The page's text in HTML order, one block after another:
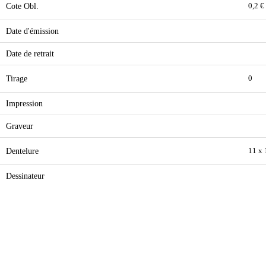
Cote Obl. 0,2 €
Date d'émission
Date de retrait
Tirage 0
Impression
Graveur
Dentelure 11 x
Dessinateur